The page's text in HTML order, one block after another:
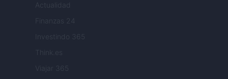
Actualidad
Finanzas 24
Investindo 365
Think.es
Viajar 365